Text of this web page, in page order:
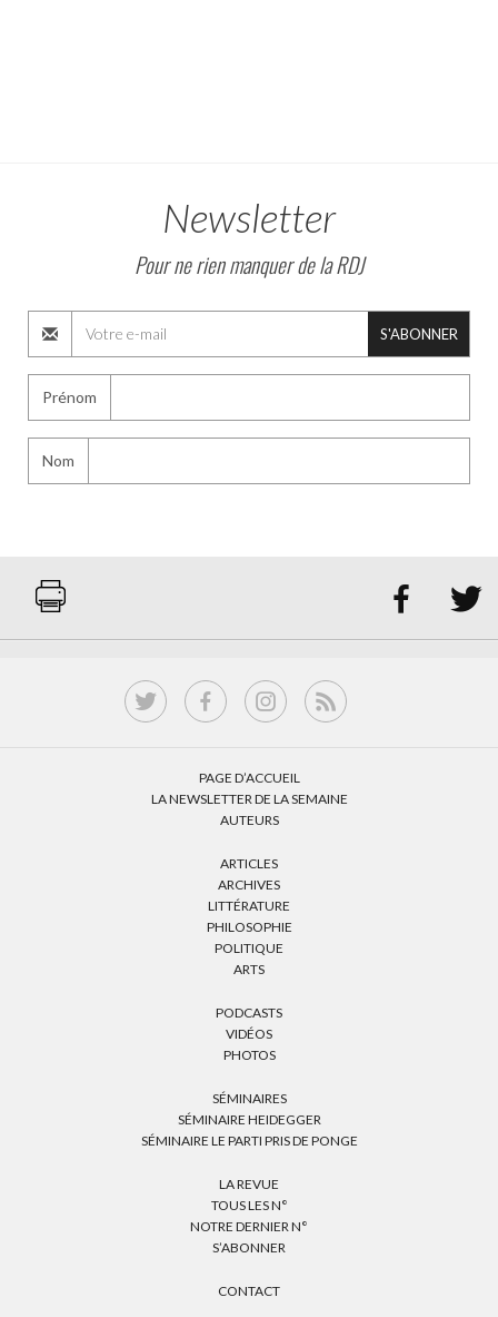
Newsletter
Pour ne rien manquer de la RDJ
S'ABONNER
Prénom
Nom
 
PAGE D’ACCUEIL
LA NEWSLETTER DE LA SEMAINE
AUTEURS
ARTICLES
ARCHIVES
LITTÉRATURE
PHILOSOPHIE
POLITIQUE
ARTS
PODCASTS
VIDÉOS
PHOTOS
SÉMINAIRES
SÉMINAIRE HEIDEGGER
SÉMINAIRE LE PARTI PRIS DE PONGE
LA REVUE
TOUS LES N°
NOTRE DERNIER N°
S’ABONNER
CONTACT